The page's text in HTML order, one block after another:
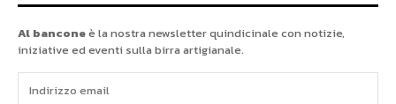
Al banconeè la nostra newsletter quindicinale con notizie,
iniziative ed eventi sulla birra artigianale.